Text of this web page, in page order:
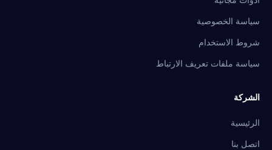
سياسة الخصوصية
شروط الاستخدام
سياسة ملفات تعريف الارتباط
الشركة
الرئيسية
اتصل بنا